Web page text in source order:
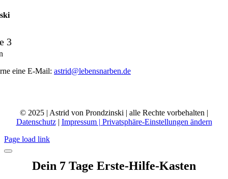
3
eine E-Mail: astrid@lebensnarben.de
© 2025 | Astrid von Prondzinski | alle Rechte vorbehalten |
Datenschutz| Impressum | Privatsphäre-Einstellungen ändern
Page load link
Dein 7 Tage Erste-Hilfe-Kasten